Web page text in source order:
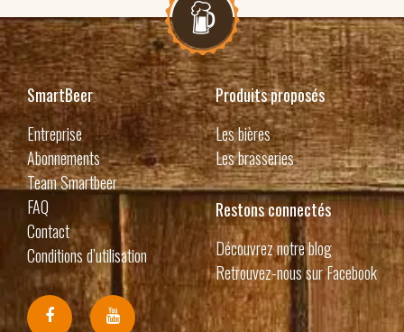
SmartBeer
Entreprise
Abonnements
Team Smartbeer
FAQ
Contact
Conditions d’utilisation
Produits proposés
Les bières
Les brasseries
Restons connectés
Découvrez notre blog
Retrouvez-nous sur Facebook